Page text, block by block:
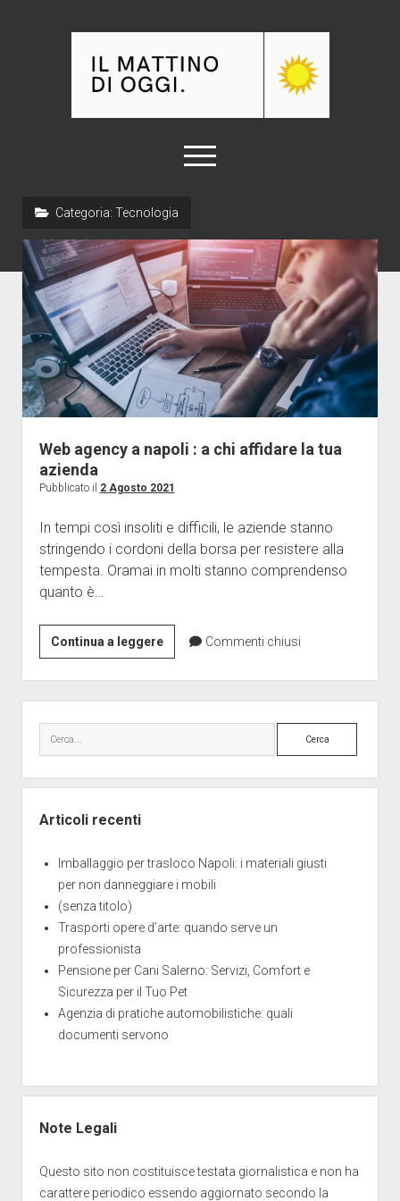
Mattino
oggi
apri
menu
Abbigliamento
Arredamento e Design
Automotive
Casa
Curiosità
Food
Medicina
Professioni
Senza categoria
Sport
Categoria: Tecnologia
Web agency a napoli : a chi affidare la tua
azienda
Pubblicato il 2 Agosto 2021
In tempi così insoliti e difficili, le aziende stanno
stringendo i cordoni della borsa per resistere alla
tempesta. Oramai in molti stanno comprendenso
quanto è…
Continua a leggereWeb
agency
a
napoli
:
affidare
azienda
Commenti chiusi
laterale
Cerca
Articoli recenti
Imballaggio per trasloco Napoli: i materiali giusti
per non danneggiare i mobili
(senza titolo)
Trasporti opere d’arte: quando serve un
professionista
Pensione per Cani Salerno: Servizi, Comfort e
Sicurezza per il Tuo Pet
Agenzia di pratiche automobilistiche: quali
documenti servono
Note Legali
Questo sito non costituisce testata giornalistica e non ha
carattere periodico essendo aggiornato secondo la